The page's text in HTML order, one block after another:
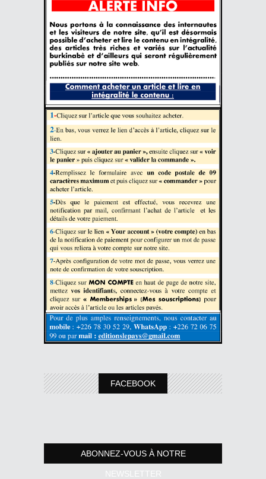
FACEBOOK
ABONNEZ-VOUS À NOTRE
NEWSLETTER